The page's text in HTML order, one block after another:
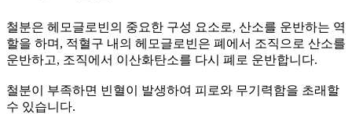
철분은 헤모글로빈의 중요한 구성 요소로, 산소를 운반하는 역
할을 하며, 적혈구 내의 헤모글로빈은 폐에서 조직으로 산소를
운반하고, 조직에서 이산화탄소를 다시 폐로 운반합니다.
철분이 부족하면 빈혈이 발생하여 피로와 무기력함을 초래할
수 있습니다.